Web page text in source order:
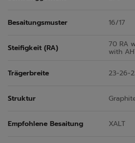
Besaitungsmuster 16/17
Steifigkeit (RA) 70 RA
with
Trägerbreite 23-26-
Struktur
Empfohlene Besaitung XALT